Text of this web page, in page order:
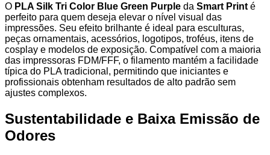
O PLA Silk Tri Color Blue Green Purple da Smart Print é
perfeito para quem deseja elevar o nível visual das
impressões. Seu efeito brilhante é ideal para esculturas,
peças ornamentais, acessórios, logotipos, troféus, itens de
cosplay e modelos de exposição. Compatível com a maioria
das impressoras FDM/FFF, o filamento mantém a facilidade
típica do PLA tradicional, permitindo que iniciantes e
profissionais obtenham resultados de alto padrão sem
ajustes complexos.
Sustentabilidade e Baixa Emissão de
Odores